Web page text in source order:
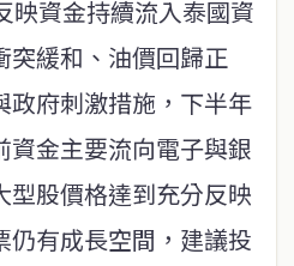
映資金持續流入泰國資
突緩和、油價回歸正
政府刺激措施，下半年
資金主要流向電子與銀
型股價格達到充分反映
仍有成長空間，建議投